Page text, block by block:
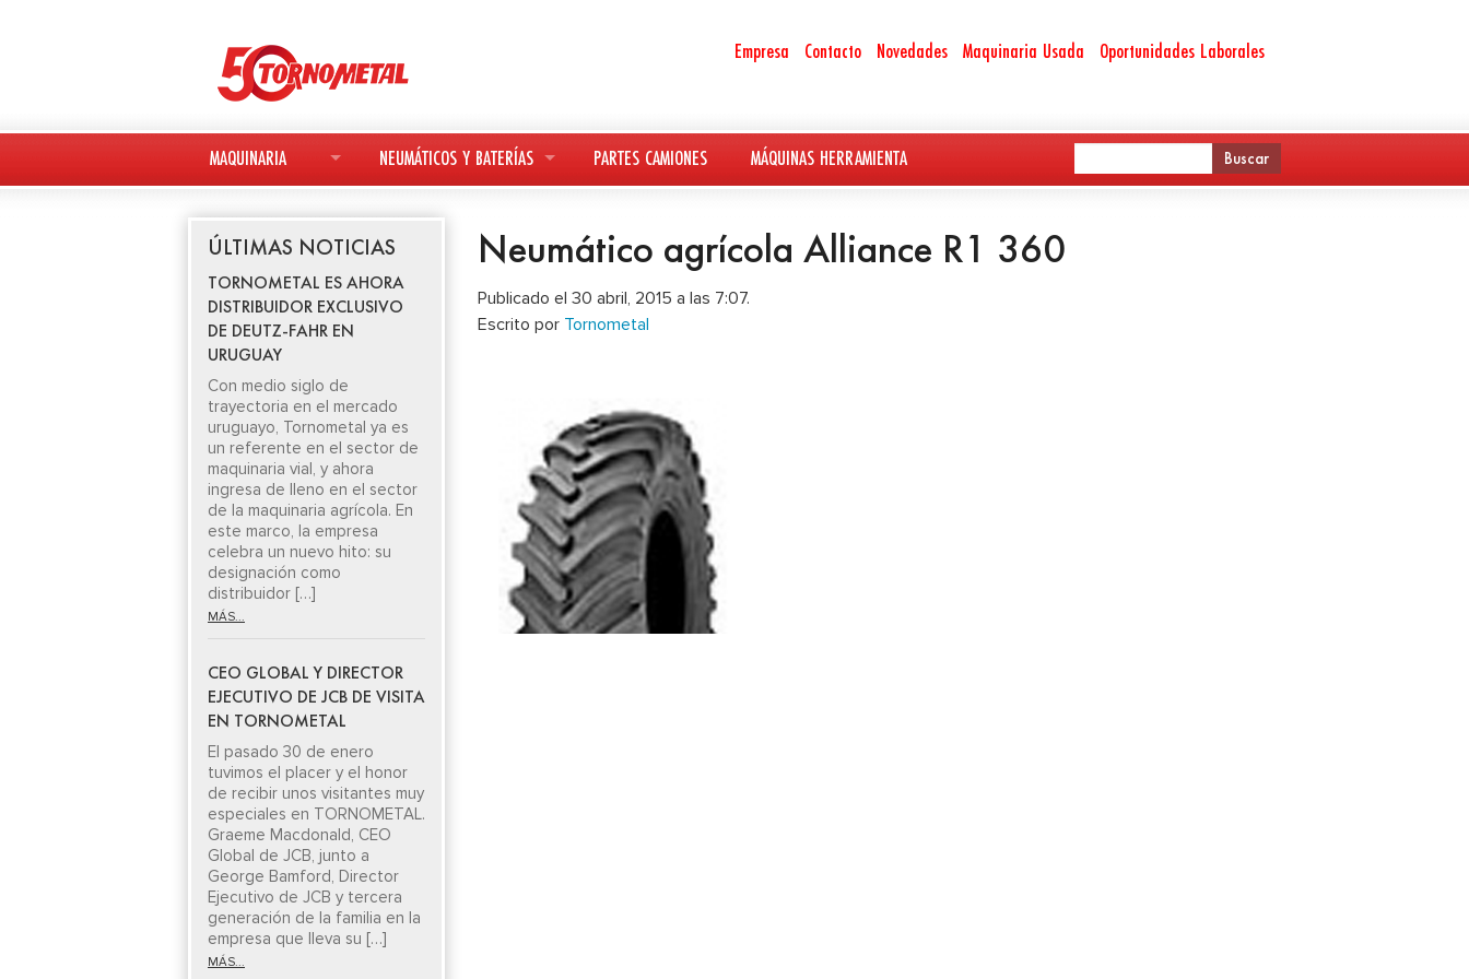
Empresa Contacto Novedades Maquinaria Usada Oportunidades Laborales
MAQUINARIA
MAQUINARIA NUEVA
MAQUINARIA USADA
DEUTZ-FAHR
AVANT
KESLA
NEUMÁTICOS Y BATERÍAS
NEUMÁTICOS
BATERÍAS
PARTES CAMIONES MÁQUINAS HERRAMIENTA
Neumático agrícola Alliance R1 360
Publicado el 30 abril, 2015 a las 7:07.
Escrito por Tornometal
ÚLTIMAS NOTICIAS
TORNOMETAL ES AHORA
DISTRIBUIDOR EXCLUSIVO
DE DEUTZ-FAHR EN
URUGUAY
Con medio siglo de
trayectoria en el mercado
uruguayo, Tornometal ya es
un referente en el sector de
maquinaria vial, y ahora
ingresa de lleno en el sector
de la maquinaria agrícola. En
este marco, la empresa
celebra un nuevo hito: su
designación como
distribuidor […]
MÁS...
CEO GLOBAL Y DIRECTOR
EJECUTIVO DE JCB DE VISITA
EN TORNOMETAL
El pasado 30 de enero
tuvimos el placer y el honor
de recibir unos visitantes muy
especiales en TORNOMETAL.
Graeme Macdonald, CEO
Global de JCB, junto a
George Bamford, Director
Ejecutivo de JCB y tercera
generación de la familia en la
empresa que lleva su […]
MÁS...